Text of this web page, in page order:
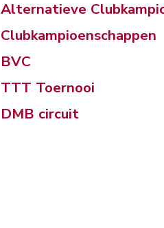
Alternatieve
Clubkampioenschappen
BVC
TTT Toernooi
DMB circuit